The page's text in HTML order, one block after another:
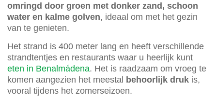
omringd door groen met donker zand, schoon
water en kalme golven, ideaal om met het gezin
van te genieten.
Het strand is 400 meter lang en heeft verschillende
strandtentjes en restaurants waar u heerlijk kunt
eten in Benalmádena. Het is raadzaam om vroeg te
komen aangezien het meestal behoorlijk druk is,
vooral tijdens het zomerseizoen.